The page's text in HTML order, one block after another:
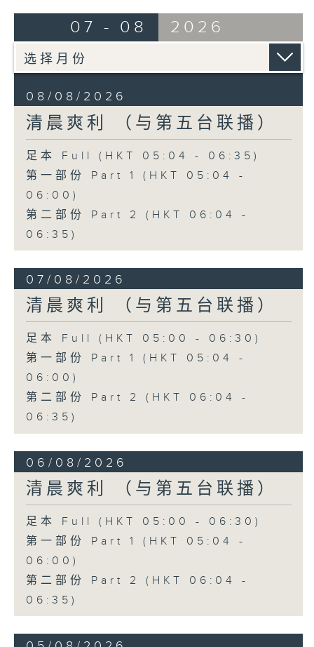
07 - 08 2026
08/08/2026
清晨爽利 （与第五台联播）
足本 Full (HKT 05:04 - 06:35)
第一部份 Part 1 (HKT 05:04 -
06:00)
第二部份 Part 2 (HKT 06:04 -
06:35)
07/08/2026
清晨爽利 （与第五台联播）
足本 Full (HKT 05:00 - 06:30)
第一部份 Part 1 (HKT 05:04 -
06:00)
第二部份 Part 2 (HKT 06:04 -
06:35)
06/08/2026
清晨爽利 （与第五台联播）
足本 Full (HKT 05:00 - 06:30)
第一部份 Part 1 (HKT 05:04 -
06:00)
第二部份 Part 2 (HKT 06:04 -
06:35)